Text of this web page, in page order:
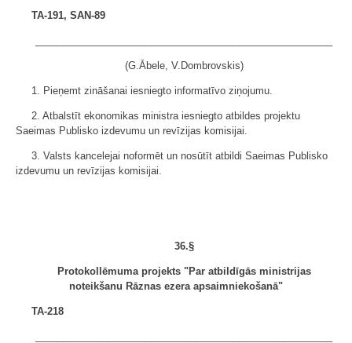
TA-191, SAN-89
(G.Ābele, V.Dombrovskis)
1. Pieņemt zināšanai iesniegto informatīvo ziņojumu.
2. Atbalstīt ekonomikas ministra iesniegto atbildes projektu
Saeimas Publisko izdevumu un revīzijas komisijai.
3. Valsts kancelejai noformēt un nosūtīt atbildi Saeimas Publisko
izdevumu un revīzijas komisijai.
36.§
Protokollēmuma projekts "Par atbildīgās ministrijas
noteikšanu Rāznas ezera apsaimniekošanā"
TA-218